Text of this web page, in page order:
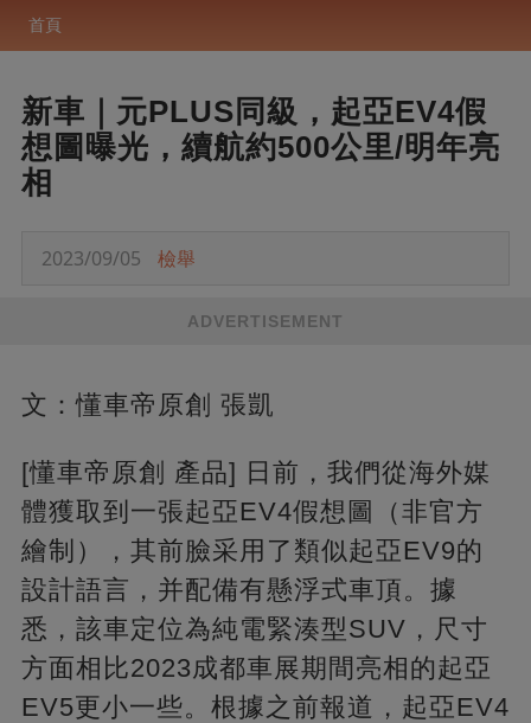
首頁
新車｜元PLUS同級，起亞EV4假
想圖曝光，續航約500公里/明年亮
相
2023/09/05 檢舉
ADVERTISEMENT
文：懂車帝原創 張凱
[懂車帝原創 產品] 日前，我們從海外媒
體獲取到一張起亞EV4假想圖（非官方
繪制），其前臉采用了類似起亞EV9的
設計語言，并配備有懸浮式車頂。據
悉，該車定位為純電緊湊型SUV，尺寸
方面相比2023成都車展期間亮相的起亞
EV5更小一些。根據之前報道，起亞EV4